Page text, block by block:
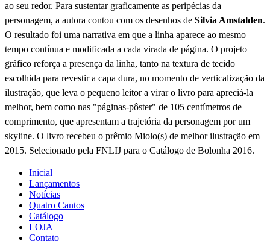
ao seu redor. Para sustentar graficamente as peripécias da
personagem, a autora contou com os desenhos de Silvia Amstalden.
O resultado foi uma narrativa em que a linha aparece ao mesmo
tempo contínua e modificada a cada virada de página. O projeto
gráfico reforça a presença da linha, tanto na textura de tecido
escolhida para revestir a capa dura, no momento de verticalização da
ilustração, que leva o pequeno leitor a virar o livro para apreciá-la
melhor, bem como nas "páginas-pôster" de 105 centímetros de
comprimento, que apresentam a trajetória da personagem por um
skyline. O livro recebeu o prêmio Miolo(s) de melhor ilustração em
2015. Selecionado pela FNLIJ para o Catálogo de Bolonha 2016.
Inicial
Lançamentos
Notícias
Quatro Cantos
Catálogo
LOJA
Contato